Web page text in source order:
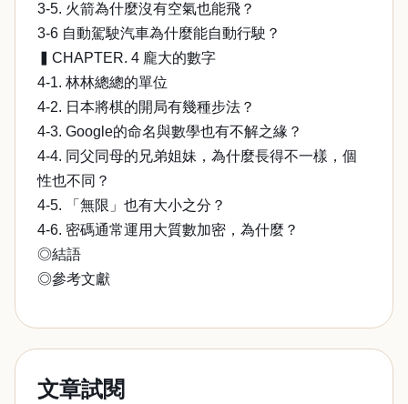
3-5. 火箭為什麼沒有空氣也能飛？
3-6 自動駕駛汽車為什麼能自動行駛？
▍CHAPTER. 4 龐大的數字
4-1. 林林總總的單位
4-2. 日本將棋的開局有幾種步法？
4-3. Google的命名與數學也有不解之緣？
4-4. 同父同母的兄弟姐妹，為什麼長得不一樣，個
性也不同？
4-5. 「無限」也有大小之分？
4-6. 密碼通常運用大質數加密，為什麼？
◎結語
◎參考文獻
文章試閱